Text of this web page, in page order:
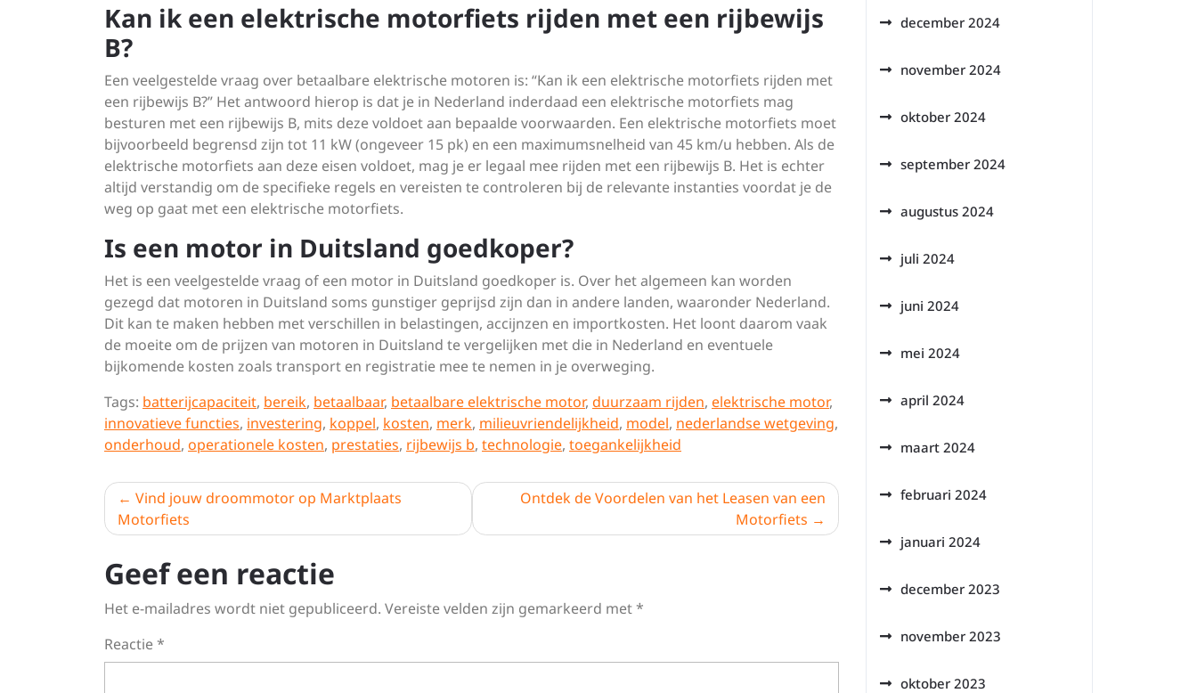
Kan ik een elektrische motorfiets rijden met een rijbewijs
B?
Een veelgestelde vraag over betaalbare elektrische motoren is: “Kan ik een elektrische motorfiets rijden met
een rijbewijs B?” Het antwoord hierop is dat je in Nederland inderdaad een elektrische motorfiets mag
besturen met een rijbewijs B, mits deze voldoet aan bepaalde voorwaarden. Een elektrische motorfiets moet
bijvoorbeeld begrensd zijn tot 11 kW (ongeveer 15 pk) en een maximumsnelheid van 45 km/u hebben. Als de
elektrische motorfiets aan deze eisen voldoet, mag je er legaal mee rijden met een rijbewijs B. Het is echter
altijd verstandig om de specifieke regels en vereisten te controleren bij de relevante instanties voordat je de
weg op gaat met een elektrische motorfiets.
Is een motor in Duitsland goedkoper?
Het is een veelgestelde vraag of een motor in Duitsland goedkoper is. Over het algemeen kan worden
gezegd dat motoren in Duitsland soms gunstiger geprijsd zijn dan in andere landen, waaronder Nederland.
Dit kan te maken hebben met verschillen in belastingen, accijnzen en importkosten. Het loont daarom vaak
de moeite om de prijzen van motoren in Duitsland te vergelijken met die in Nederland en eventuele
bijkomende kosten zoals transport en registratie mee te nemen in je overweging.
Tags: batterijcapaciteit, bereik, betaalbaar, betaalbare elektrische motor, duurzaam rijden, elektrische motor,
innovatieve functies, investering, koppel, kosten, merk, milieuvriendelijkheid, model, nederlandse wetgeving,
onderhoud, operationele kosten, prestaties, rijbewijs b, technologie, toegankelijkheid
Berichtnavigatie
Vind jouw droommotor op Marktplaats
Motorfiets
Ontdek de Voordelen van het Leasen van een
Motorfiets
Geef een reactie
Het e-mailadres wordt niet gepubliceerd. Vereiste velden zijn gemarkeerd met*
Reactie*
december 2024
november 2024
oktober 2024
september 2024
augustus 2024
juli 2024
juni 2024
mei 2024
april 2024
maart 2024
februari 2024
januari 2024
december 2023
november 2023
oktober 2023